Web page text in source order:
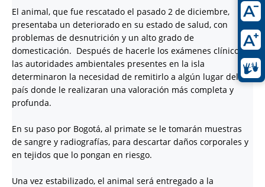
El animal, que fue rescatado el pasado 2 de diciembre,
presentaba un deteriorado en su estado de salud, con
problemas de desnutrición y un alto grado de
domesticación. Después de hacerle los exámenes clínicos,
las autoridades ambientales presentes en la isla
determinaron la necesidad de remitirlo a algún lugar del
país donde le realizaran una valoración más completa y
profunda.
En su paso por Bogotá, al primate se le tomarán muestras
de sangre y radiografías, para descartar daños corporales y
en tejidos que lo pongan en riesgo.
Una vez estabilizado, el animal será entregado a la